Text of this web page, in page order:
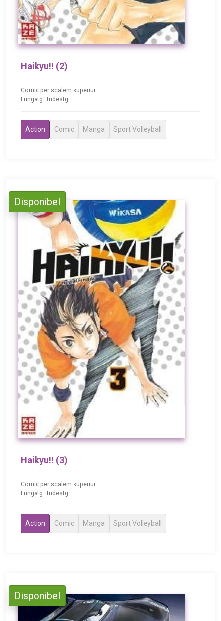
Haikyu!! (2)
Comic per scalem superiur
Lungatg: Tudestg
Action Comic Manga Sport Volleyball
Disponibel
Haikyu!! (3)
Comic per scalem superiur
Lungatg: Tudestg
Action Comic Manga Sport Volleyball
Disponibel